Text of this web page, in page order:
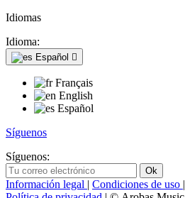
Idiomas
Idioma:
Español 
Français
English
Español
Síguenos
Síguenos:
Información legal | Condiciones de uso |